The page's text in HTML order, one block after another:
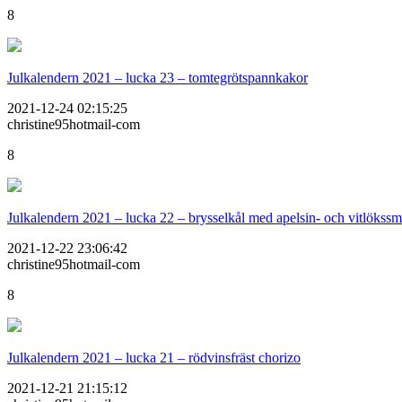
8
Julkalendern 2021 – lucka 23 – tomtegrötspannkakor
2021-12-24 02:15:25
christine95hotmail-com
8
Julkalendern 2021 – lucka 22 – brysselkål med apelsin- och
2021-12-22 23:06:42
christine95hotmail-com
8
Julkalendern 2021 – lucka 21 – rödvinsfräst chorizo
2021-12-21 21:15:12